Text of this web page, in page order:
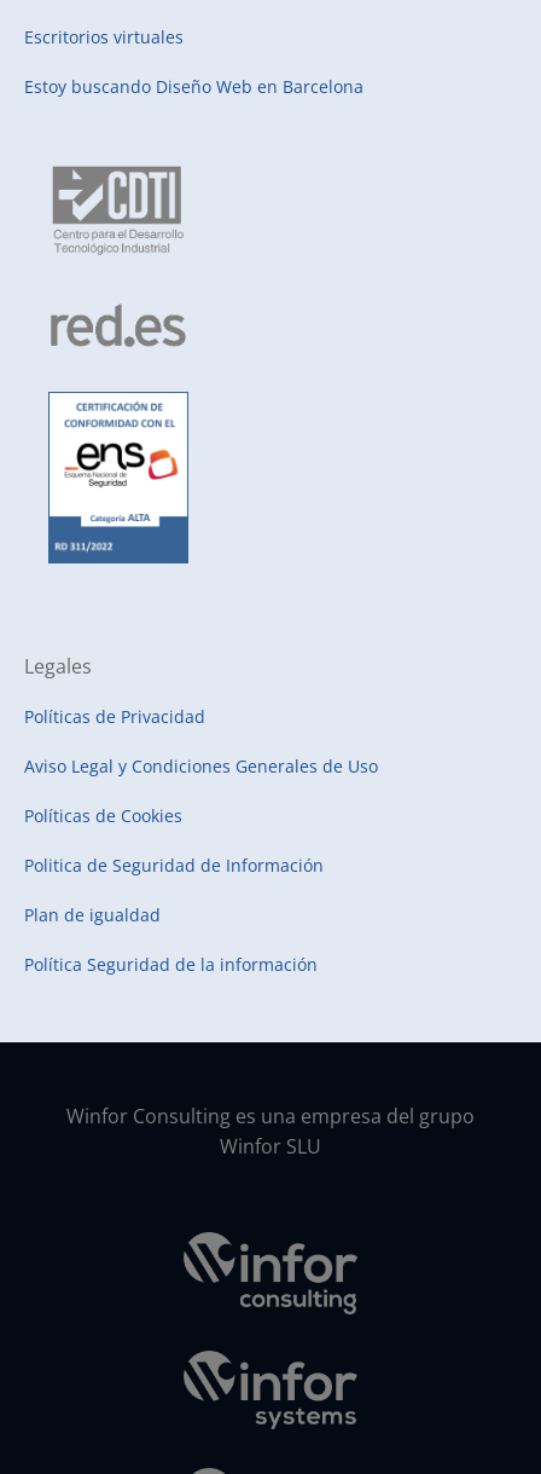
Escritorios virtuales
Estoy buscando Diseño Web en Barcelona
Legales
Políticas de Privacidad
Aviso Legal y Condiciones Generales de Uso
Políticas de Cookies
Politica de Seguridad de Información
Plan de igualdad
Política Seguridad de la información
Winfor Consulting es una empresa del grupo
Winfor SLU